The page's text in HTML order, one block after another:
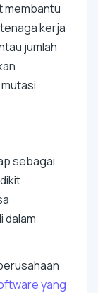
membantu
kerja
jumlah
sebagai
dalam
yang